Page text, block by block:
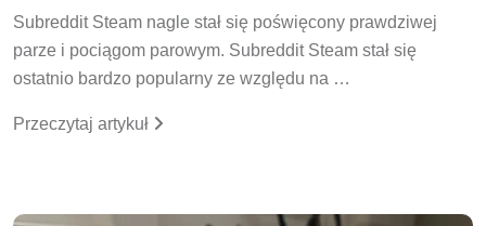
Subreddit Steam nagle stał się poświęcony prawdziwej
parze i pociągom parowym. Subreddit Steam stał się
ostatnio bardzo popularny ze względu na …
Przeczytaj artykuł